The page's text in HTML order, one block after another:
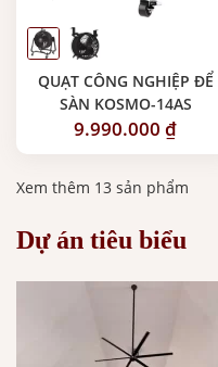
QUẠT CÔNG NGHIỆP ĐỂ
SÀN KOSMO-14AS
9.990.000 ₫
Xem thêm 13 sản phẩm
Dự án tiêu biểu